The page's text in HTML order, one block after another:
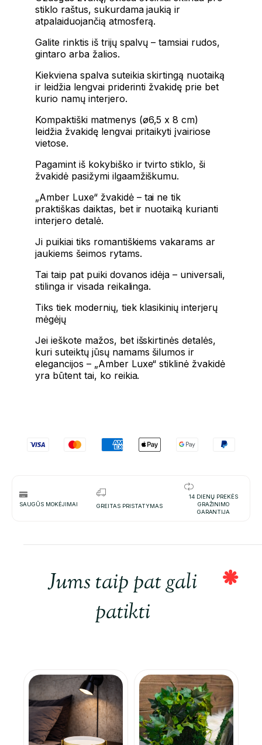
stiklo raštus, sukurdama jaukią ir
atpalaiduojančią atmosferą.
Galite rinktis iš trijų spalvų – tamsiai rudos,
gintaro arba žalios.
Kiekviena spalva suteikia skirtingą nuotaiką
ir leidžia lengvai priderinti žvakidę prie bet
kurio namų interjero.
Kompaktiški matmenys (ø6,5 x 8 cm)
leidžia žvakidę lengvai pritaikyti įvairiose
vietose.
Pagamint iš kokybiško ir tvirto stiklo, ši
žvakidė pasižymi ilgaamžiškumu.
„Amber Luxe“ žvakidė – tai ne tik
praktiškas daiktas, bet ir nuotaiką kurianti
interjero detalė.
Ji puikiai tiks romantiškiems vakarams ar
jaukiems šeimos rytams.
Tai taip pat puiki dovanos idėja – universali,
stilinga ir visada reikalinga.
Tiks tiek modernių, tiek klasikinių interjerų
mėgėjų
Jei ieškote mažos, bet išskirtinės detalės,
kuri suteiktų jūsų namams šilumos ir
elegancijos – „Amber Luxe“ stiklinė žvakidė
yra būtent tai, ko reikia.
SAUGŪS MOKĖJIMAI GREITAS PRISTATYMAS
14 DIENŲ PREKĖS
GRAŽINIMO
GARANTIJA
Jums taip pat gali
patikti